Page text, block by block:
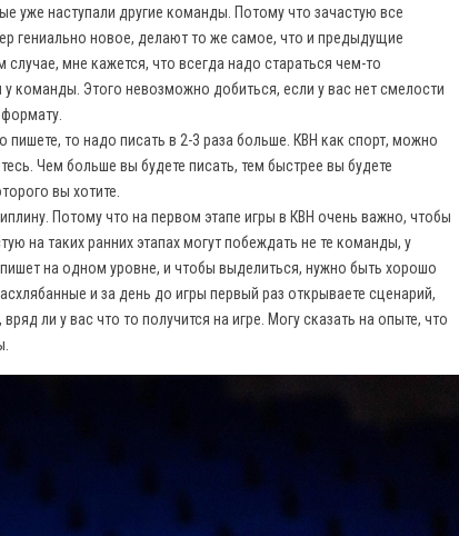
уже наступали другие команды. Потому что зачастую все
гениально новое, делают то же самое, что и предыдущие
мне кажется, что всегда надо стараться чем-то
команды. Этого невозможно добиться, если у вас нет смелости
то надо писать в 2-3 раза больше. КВН как спорт, можно
Чем больше вы будете писать, тем быстрее вы будете
вы хотите.
Потому что на первом этапе игры в КВН очень важно, чтобы
на таких ранних этапах могут побеждать не те команды, у
на одном уровне, и чтобы выделиться, нужно быть хорошо
и за день до игры первый раз открываете сценарий,
ли у вас что то получится на игре. Могу сказать на опыте, что